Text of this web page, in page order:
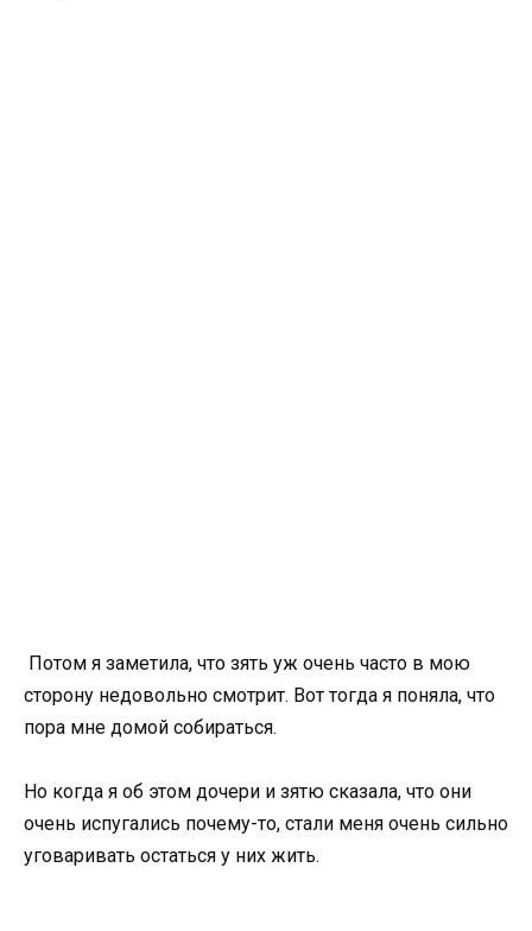
Потом я заметила, что зять уж очень часто в мою
сторону недовольно смотрит. Вот тогда я поняла, что
пора мне домой собираться.
Но когда я об этом дочери и зятю сказала, что они
очень испугались почему-то, стали меня очень сильно
уговаривать остаться у них жить.